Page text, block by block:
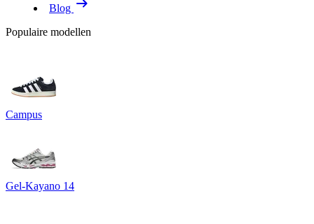
Blog
Populaire modellen
Campus
Gel-Kayano 14